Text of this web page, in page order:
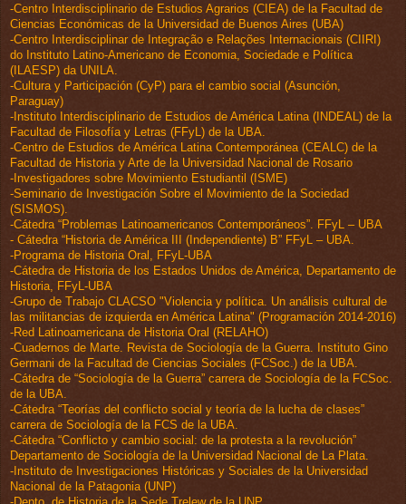
-Centro Interdisciplinario de Estudios Agrarios (CIEA) de la Facultad de
Ciencias Económicas de la Universidad de Buenos Aires (UBA)
-Centro Interdisciplinar de Integração e Relações Internacionais (CIIRI)
do Instituto Latino-Americano de Economia, Sociedade e Política
(ILAESP) da UNILA.
-Cultura y Participación (CyP) para el cambio social (Asunción,
Paraguay)
-Instituto Interdisciplinario de Estudios de América Latina (INDEAL) de la
Facultad de Filosofía y Letras (FFyL) de la UBA.
-Centro de Estudios de América Latina Contemporánea (CEALC) de la
Facultad de Historia y Arte de la Universidad Nacional de Rosario
-Investigadores sobre Movimiento Estudiantil (ISME)
-Seminario de Investigación Sobre el Movimiento de la Sociedad
(SISMOS).
-Cátedra “Problemas Latinoamericanos Contemporáneos”. FFyL – UBA
- Cátedra “Historia de América III (Independiente) B” FFyL – UBA.
-Programa de Historia Oral, FFyL-UBA
-Cátedra de Historia de los Estados Unidos de América, Departamento de
Historia, FFyL-UBA
-Grupo de Trabajo CLACSO "Violencia y política. Un análisis cultural de
las militancias de izquierda en América Latina" (Programación 2014-2016)
-Red Latinoamericana de Historia Oral (RELAHO)
-Cuadernos de Marte. Revista de Sociología de la Guerra. Instituto Gino
Germani de la Facultad de Ciencias Sociales (FCSoc.) de la UBA.
-Cátedra de “Sociología de la Guerra” carrera de Sociología de la FCSoc.
de la UBA.
-Cátedra “Teorías del conflicto social y teoría de la lucha de clases”
carrera de Sociología de la FCS de la UBA.
-Cátedra “Conflicto y cambio social: de la protesta a la revolución”
Departamento de Sociología de la Universidad Nacional de La Plata.
-Instituto de Investigaciones Históricas y Sociales de la Universidad
Nacional de la Patagonia (UNP)